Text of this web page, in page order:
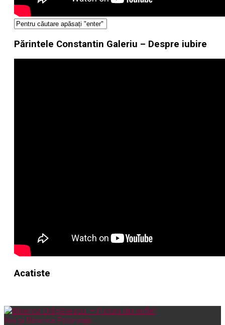
Părintele Constantin Galeriu – Despre iubire
Acatiste
Noi și Biserica Pelerinaje